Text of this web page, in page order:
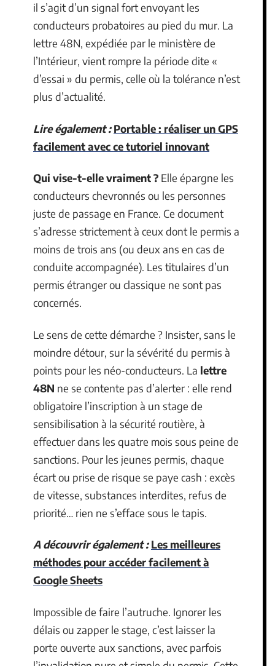
il s’agit d’un signal fort envoyant les
conducteurs probatoires au pied du mur. La
lettre 48N, expédiée par le ministère de
l’Intérieur, vient rompre la période dite «
d’essai » du permis, celle où la tolérance n’est
plus d’actualité.
Lire également : Portable : réaliser un GPS
facilement avec ce tutoriel innovant
Qui vise-t-elle vraiment ? Elle épargne les
conducteurs chevronnés ou les personnes
juste de passage en France. Ce document
s’adresse strictement à ceux dont le permis a
moins de trois ans (ou deux ans en cas de
conduite accompagnée). Les titulaires d’un
permis étranger ou classique ne sont pas
concernés.
Le sens de cette démarche ? Insister, sans le
moindre détour, sur la sévérité du permis à
points pour les néo-conducteurs. La lettre
48N ne se contente pas d’alerter : elle rend
obligatoire l’inscription à un stage de
sensibilisation à la sécurité routière, à
effectuer dans les quatre mois sous peine de
sanctions. Pour les jeunes permis, chaque
écart ou prise de risque se paye cash : excès
de vitesse, substances interdites, refus de
priorité… rien ne s’efface sous le tapis.
A découvrir également : Les meilleures
méthodes pour accéder facilement à
Google Sheets
Impossible de faire l’autruche. Ignorer les
délais ou zapper le stage, c’est laisser la
porte ouverte aux sanctions, avec parfois